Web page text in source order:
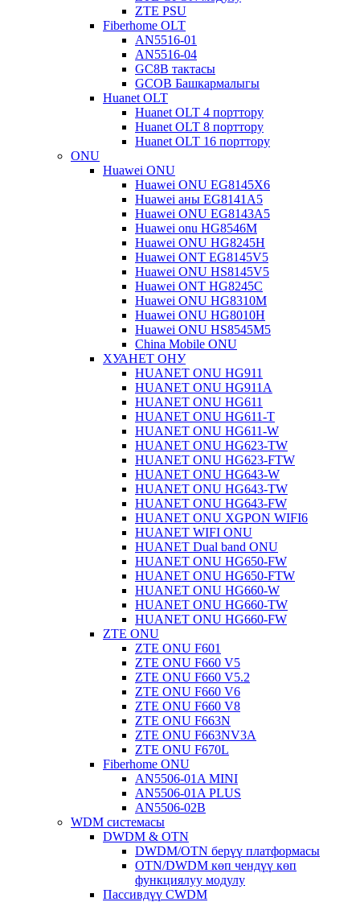
ZTE PSU
Fiberhome OLT
AN5516-01
AN5516-04
GC8B тактасы
GCOB Башкармалыгы
Huanet OLT
Huanet OLT 4 порттору
Huanet OLT 8 порттору
Huanet OLT 16 порттору
ONU
Huawei ONU
Huawei ONU EG8145X6
Huawei аны EG8141A5
Huawei ONU EG8143A5
Huawei onu HG8546M
Huawei ONU HG8245H
Huawei ONT EG8145V5
Huawei ONU HS8145V5
Huawei ONT HG8245C
Huawei ONU HG8310M
Huawei ONU HG8010H
Huawei ONU HS8545M5
China Mobile ONU
ХУАНЕТ ОНУ
HUANET ONU HG911
HUANET ONU HG911A
HUANET ONU HG611
HUANET ONU HG611-T
HUANET ONU HG611-W
HUANET ONU HG623-TW
HUANET ONU HG623-FTW
HUANET ONU HG643-W
HUANET ONU HG643-TW
HUANET ONU HG643-FW
HUANET ONU XGPON WIFI6
HUANET WIFI ONU
HUANET Dual band ONU
HUANET ONU HG650-FW
HUANET ONU HG650-FTW
HUANET ONU HG660-W
HUANET ONU HG660-TW
HUANET ONU HG660-FW
ZTE ONU
ZTE ONU F601
ZTE ONU F660 V5
ZTE ONU F660 V5.2
ZTE ONU F660 V6
ZTE ONU F660 V8
ZTE ONU F663N
ZTE ONU F663NV3A
ZTE ONU F670L
Fiberhome ONU
AN5506-01A MINI
AN5506-01A PLUS
AN5506-02B
WDM системасы
DWDM & OTN
DWDM/OTN берүү платформасы
OTN/DWDM көп чендүү көп
функциялуу модулу
Пассивдүү CWDM